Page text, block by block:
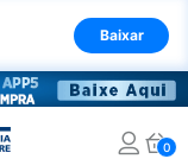
Baixar
0